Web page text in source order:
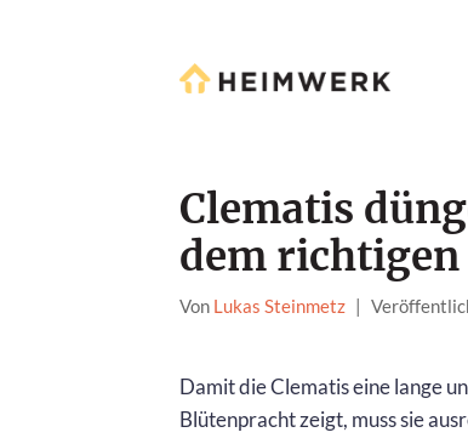
Clematis
dem
Von Lukas Steinmetz |
Damit die Clematis eine lange
Blütenpracht zeigt, muss sie